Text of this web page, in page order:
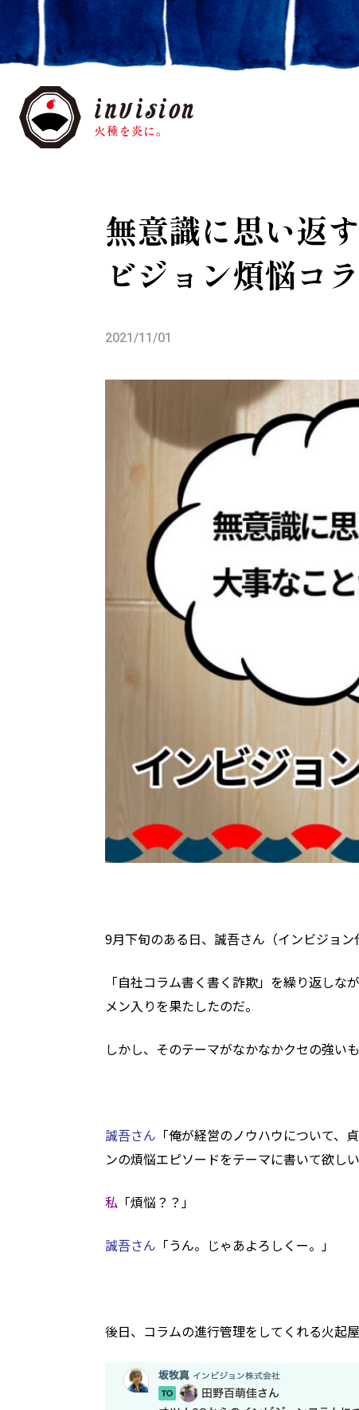
無意識に思い返
ビジョン煩悩コ
2021/11/01
9月下旬のある日、誠吾さん（インビジョ
「自社コラム書く書く詐欺」を繰り返し
メン入りを果たしたのだ。
しかし、そのテーマがなかなかクセの強いも
誠吾さん 「俺が経営のノウハウについて
ンの煩悩エピソードをテーマに書いて欲しい
私 「煩悩？？」
誠吾さん 「うん。じゃあよろしくー。」
後日、コラムの進行管理をしてくれる火起